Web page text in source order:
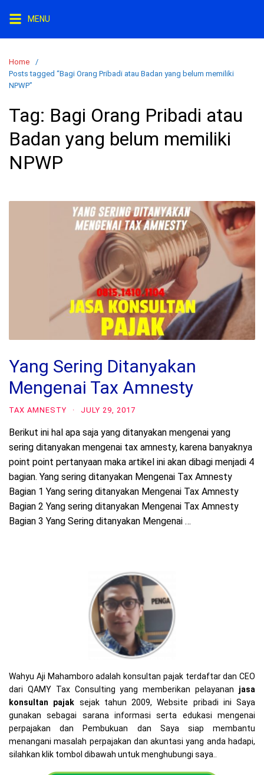
i
MENU
Home
Posts tagged “Bagi Orang Pribadi atau Badan yang belum memiliki
NPWP”
Tag: Bagi Orang Pribadi atau
Badan yang belum memiliki
NPWP
Yang Sering Ditanyakan
Mengenai Tax Amnesty
TAX AMNESTY · JULY 29, 2017
Berikut ini hal apa saja yang ditanyakan mengenai yang
sering ditanyakan mengenai tax amnesty, karena banyaknya
point point pertanyaan maka artikel ini akan dibagi menjadi 4
bagian. Yang sering ditanyakan Mengenai Tax Amnesty
Bagian 1 Yang sering ditanyakan Mengenai Tax Amnesty
Bagian 2 Yang sering ditanyakan Mengenai Tax Amnesty
Bagian 3 Yang Sering ditanyakan Mengenai …
Wahyu Aji Mahamboro adalah konsultan pajak terdaftar dan CEO
dari QAMY Tax Consulting yang memberikan pelayanan jasa
konsultan pajak sejak tahun 2009, Website pribadi ini Saya
gunakan sebagai sarana informasi serta edukasi mengenai
perpajakan dan Pembukuan dan Saya siap membantu
menangani masalah perpajakan dan akuntasi yang anda hadapi,
silahkan klik tombol dibawah untuk menghubungi saya..